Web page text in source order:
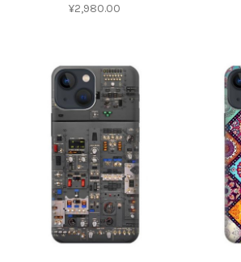
¥2,980.00